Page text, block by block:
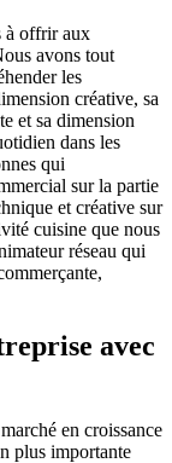
à offrir aux
avons tout
les
créative, sa
et sa dimension
dans les
qui
sur la partie
et créative sur
cuisine que nous
réseau qui
avec
en croissance
plus importante